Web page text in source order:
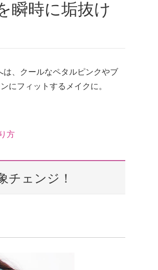
、クールなペタルピンクやブ
にフィットするメイクに。
方
チェンジ！